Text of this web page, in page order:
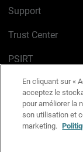
Support
Trust Center
PSIRT
Avis sur les
Politique de
Charte Graphique
En cliquant sur «
acceptez le
pour améliorer la
son utilisation et
marketing.